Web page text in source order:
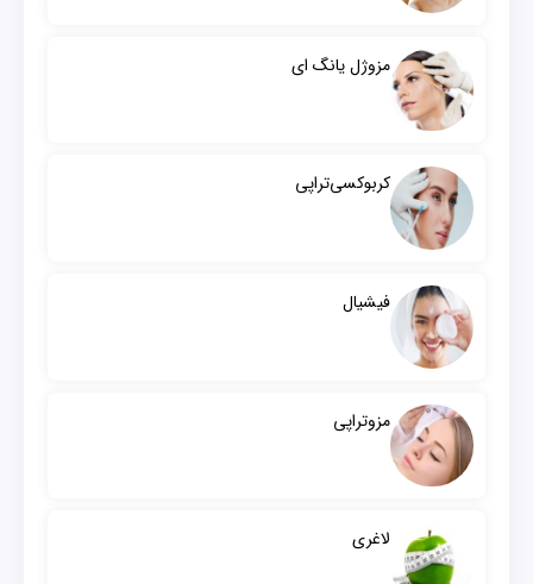
مزوژل یانگ ای
کربوکسی‌تراپی
فیشیال
مزوتراپی
لاغری